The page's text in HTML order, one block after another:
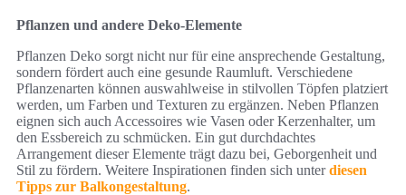
Pflanzen und andere Deko-Elemente
Pflanzen Deko sorgt nicht nur für eine ansprechende Gestaltung,
sondern fördert auch eine gesunde Raumluft. Verschiedene
Pflanzenarten können auswahlweise in stilvollen Töpfen platziert
werden, um Farben und Texturen zu ergänzen. Neben Pflanzen
eignen sich auch Accessoires wie Vasen oder Kerzenhalter, um
den Essbereich zu schmücken. Ein gut durchdachtes
Arrangement dieser Elemente trägt dazu bei, Geborgenheit und
Stil zu fördern. Weitere Inspirationen finden sich unterdiesen
Tipps zur Balkongestaltung.